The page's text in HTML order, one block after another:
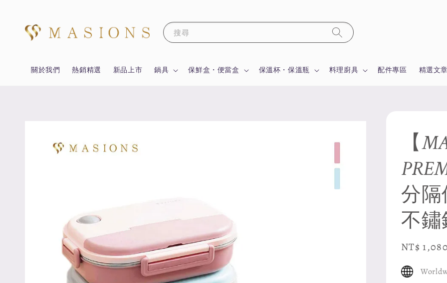
搜尋
關於我們 熱銷精選 新品上市 鍋具 保鮮盒・便當盒 保溫杯・保溫瓶 料理廚具 配件專區 精選文章
【
分
不
Sale
NT$ 1,080